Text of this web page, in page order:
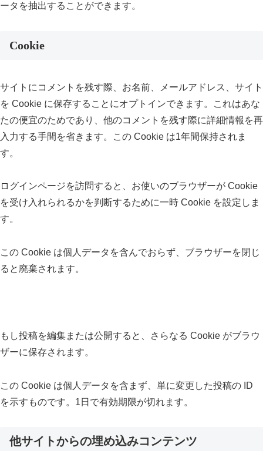
ータを抽出することができます。
Cookie
サイトにコメントを残す際、お名前、メールアドレス、サイト
を Cookie に保存することにオプトインできます。これはあな
たの便宜のためであり、他のコメントを残す際に詳細情報を再
入力する手間を省きます。この Cookie は1年間保持されま
す。
ログインページを訪問すると、お使いのブラウザーが Cookie
を受け入れられるかを判断するために一時 Cookie を設定しま
す。
この Cookie は個人データを含んでおらず、ブラウザーを閉じ
ると廃棄されます。
もし投稿を編集または公開すると、さらなる Cookie がブラウ
ザーに保存されます。
この Cookie は個人データを含まず、単に変更した投稿の ID
を示すものです。1日で有効期限が切れます。
他サイトからの埋め込みコンテンツ